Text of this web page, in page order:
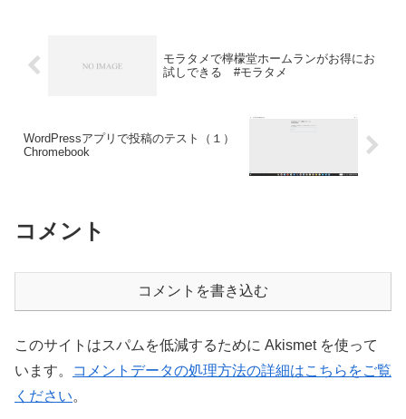
モラタメで檸檬堂ホームランがお得にお
試しできる #モラタメ
WordPressアプリで投稿のテスト（１）
Chromebook
コメント
コメントを書き込む
このサイトはスパムを低減するために Akismet を使って
います。
コメントデータの処理方法の詳細はこちらをご覧
ください。